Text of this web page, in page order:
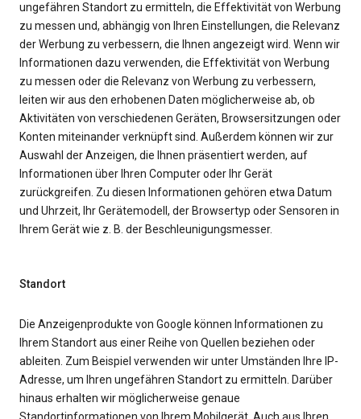
ungefähren Standort zu ermitteln, die Effektivität von Werbung
zu messen und, abhängig von Ihren Einstellungen, die Relevanz
der Werbung zu verbessern, die Ihnen angezeigt wird. Wenn wir
Informationen dazu verwenden, die Effektivität von Werbung
zu messen oder die Relevanz von Werbung zu verbessern,
leiten wir aus den erhobenen Daten möglicherweise ab, ob
Aktivitäten von verschiedenen Geräten, Browsersitzungen oder
Konten miteinander verknüpft sind. Außerdem können wir zur
Auswahl der Anzeigen, die Ihnen präsentiert werden, auf
Informationen über Ihren Computer oder Ihr Gerät
zurückgreifen. Zu diesen Informationen gehören etwa Datum
und Uhrzeit, Ihr Gerätemodell, der Browsertyp oder Sensoren in
Ihrem Gerät wie z. B. der Beschleunigungsmesser.
Standort
Die Anzeigenprodukte von Google können Informationen zu
Ihrem Standort aus einer Reihe von Quellen beziehen oder
ableiten. Zum Beispiel verwenden wir unter Umständen Ihre IP-
Adresse, um Ihren ungefähren Standort zu ermitteln. Darüber
hinaus erhalten wir möglicherweise genaue